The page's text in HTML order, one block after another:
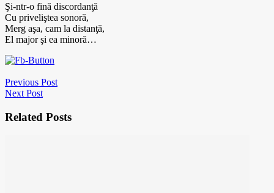
Şi-ntr-o fină discordanţă
Cu priveliştea sonoră,
Merg aşa, cam la distanţă,
El major şi ea minoră…
Previous Post
Next Post
Related Posts